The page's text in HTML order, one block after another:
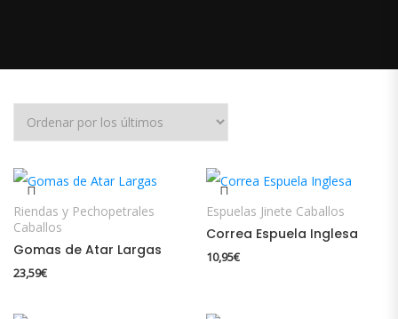
Riendas y Pechopetrales
Caballos
Gomas de Atar Largas
23,59€
Espuelas Jinete Caballos
Correa Espuela Inglesa
10,95€